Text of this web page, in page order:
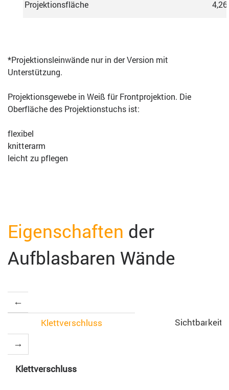
Projektionsfläche
*Projektionsleinwände nur in der Version mit
Unterstützung.
Projektionsgewebe in Weiß für Frontprojektion. Die
Oberfläche des Projektionstuchs ist:
flexibel
knitterarm
leicht zu pflegen
Eigenschaften der
Aufblasbaren Wände
Klettverschluss Sichtbarkeit
Klettverschluss